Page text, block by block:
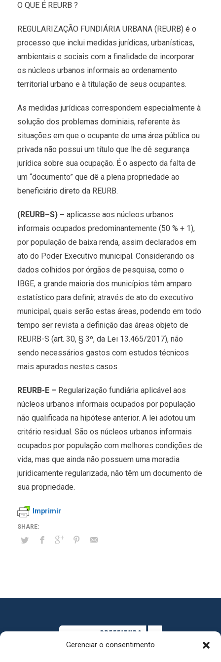
Gerenciar o consentimento
O QUE É REURB ?
REGULARIZAÇÃO FUNDIÁRIA URBANA (REURB) é o
processo que inclui medidas jurídicas, urbanísticas,
ambientais e sociais com a finalidade de incorporar
os núcleos urbanos informais ao ordenamento
territorial urbano e à titulação de seus ocupantes.
As medidas jurídicas correspondem especialmente à
solução dos problemas dominiais, referente às
situações em que o ocupante de uma área pública ou
privada não possui um título que lhe dê segurança
jurídica sobre sua ocupação. É o aspecto da falta de
um “documento” que dê a plena propriedade ao
beneficiário direto da REURB.
(REURB–S) – aplicasse aos núcleos urbanos
informais ocupados predominantemente (50 % + 1),
por população de baixa renda, assim declarados em
ato do Poder Executivo municipal. Considerando os
dados colhidos por órgãos de pesquisa, como o
IBGE, a grande maioria dos municípios têm amparo
estatístico para definir, através de ato do executivo
municipal, quais serão estas áreas, podendo em todo
tempo ser revista a definição das áreas objeto de
REURB-S (art. 30, § 3º, da Lei 13.465/2017), não
sendo necessários gastos com estudos técnicos
mais apurados nestes casos.
REURB-E – Regularização fundiária aplicável aos
núcleos urbanos informais ocupados por população
não qualificada na hipótese anterior. A lei adotou um
critério residual. São os núcleos urbanos informais
ocupados por população com melhores condições de
vida, mas que ainda não possuem uma moradia
juridicamente regularizada, não têm um documento de
sua propriedade.
Imprimir